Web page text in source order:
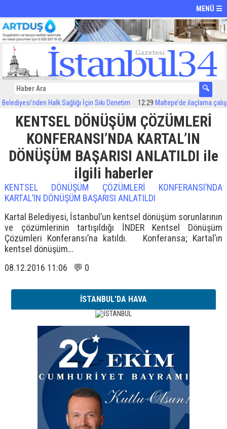
MENÜ ☰
Halk Sağlığı İçin Sıkı Denetim 12:29Maltepe’de ilaçlama
KENTSEL DÖNÜŞÜM ÇÖZÜMLERİ
KONFERANSI’NDA KARTAL’IN
DÖNÜŞÜM BAŞARISI ANLATILDI ile
ilgili haberler
KENTSEL DÖNÜŞÜM ÇÖZÜMLERİ KONFERANSI’NDA
KARTAL’IN DÖNÜŞÜM BAŞARISI ANLATILDI
Kartal Belediyesi, İstanbul’un kentsel dönüşüm sorunlarının
ve çözümlerinin tartışıldığı İNDER Kentsel Dönüşüm
Çözümleri Konferansı’na katıldı. Konferansa; Kartal’ın
kentsel dönüşüm…
08.12.2016 11:06 💬 0
İSTANBUL'DA HAVA